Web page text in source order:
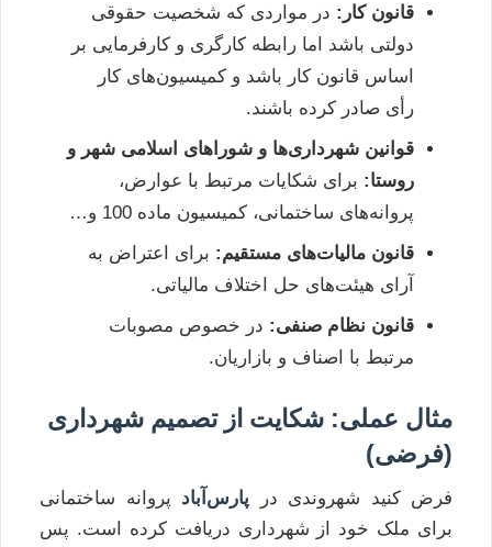
قانون کار: در مواردی که شخصیت حقوقی
دولتی باشد اما رابطه کارگری و کارفرمایی بر
اساس قانون کار باشد و کمیسیون‌های کار
رأی صادر کرده باشند.
قوانین شهرداری‌ها و شوراهای اسلامی شهر و
روستا: برای شکایات مرتبط با عوارض،
پروانه‌های ساختمانی، کمیسیون ماده 100 و…
قانون مالیات‌های مستقیم: برای اعتراض به
آرای هیئت‌های حل اختلاف مالیاتی.
قانون نظام صنفی: در خصوص مصوبات
مرتبط با اصناف و بازاریان.
مثال عملی: شکایت از تصمیم شهرداری
(فرضی)
فرض کنید شهروندی در پارس‌آباد پروانه ساختمانی
برای ملک خود از شهرداری دریافت کرده است. پس